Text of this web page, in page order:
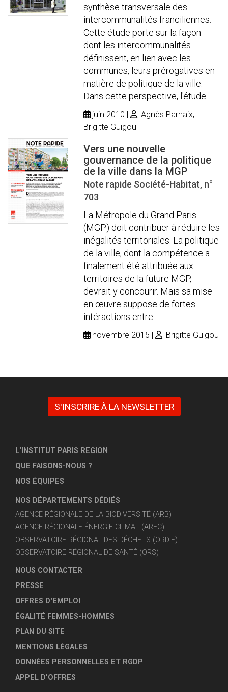
synthèse transversale des
intercommunalités franciliennes.
Cette étude porte sur la façon
dont les intercommunalités
définissent, en lien avec les
communes, leurs prérogatives en
matière de politique de la ville.
Dans cette perspective, l'étude ...
juin 2010
Agnès Parnaix,
Brigitte Guigou
Vers une nouvelle
gouvernance de la politique
de la ville dans la MGP
Note rapide Société-Habitat, n°
703
La Métropole du Grand Paris
(MGP) doit contribuer à réduire les
inégalités territoriales. La politique
de la ville, dont la compétence a
finalement été attribuée aux
territoires de la future MGP,
devrait y concourir. Mais sa mise
en œuvre suppose de fortes
intéractions entre ...
novembre 2015 Brigitte Guigou
S'INSCRIRE À LA NEWSLETTER
L'INSTITUT PARIS REGION
QUE FAISONS-NOUS ?
NOS ÉQUIPES
NOS DÉPARTEMENTS DÉDIÉS
AGENCE RÉGIONALE DE LA BIODIVERSITÉ (ARB)
AGENCE RÉGIONALE ÉNERGIE-CLIMAT (AREC)
OBSERVATOIRE RÉGIONAL DES DÉCHETS (ORDIF)
OBSERVATOIRE RÉGIONAL DE SANTÉ (ORS)
NOUS CONTACTER
PRESSE
OFFRES D'EMPLOI
ÉGALITÉ FEMMES-HOMMES
PLAN DU SITE
MENTIONS LÉGALES
DONNÉES PERSONNELLES ET RGDP
APPEL D'OFFRES